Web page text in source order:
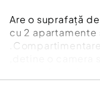
Are o suprafață
cu 2 apartamente
,detine o camera